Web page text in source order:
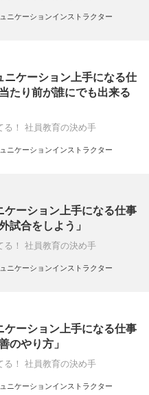
ニケーションインストラクター
ケーション上手になる仕
たり前が誰にでも出来る
る！ 社員教育の決め手
ニケーションインストラクター
ケーション上手になる仕事
試合をしよう」
る！ 社員教育の決め手
ニケーションインストラクター
ケーション上手になる仕事
のやり方」
る！ 社員教育の決め手
ニケーションインストラクター